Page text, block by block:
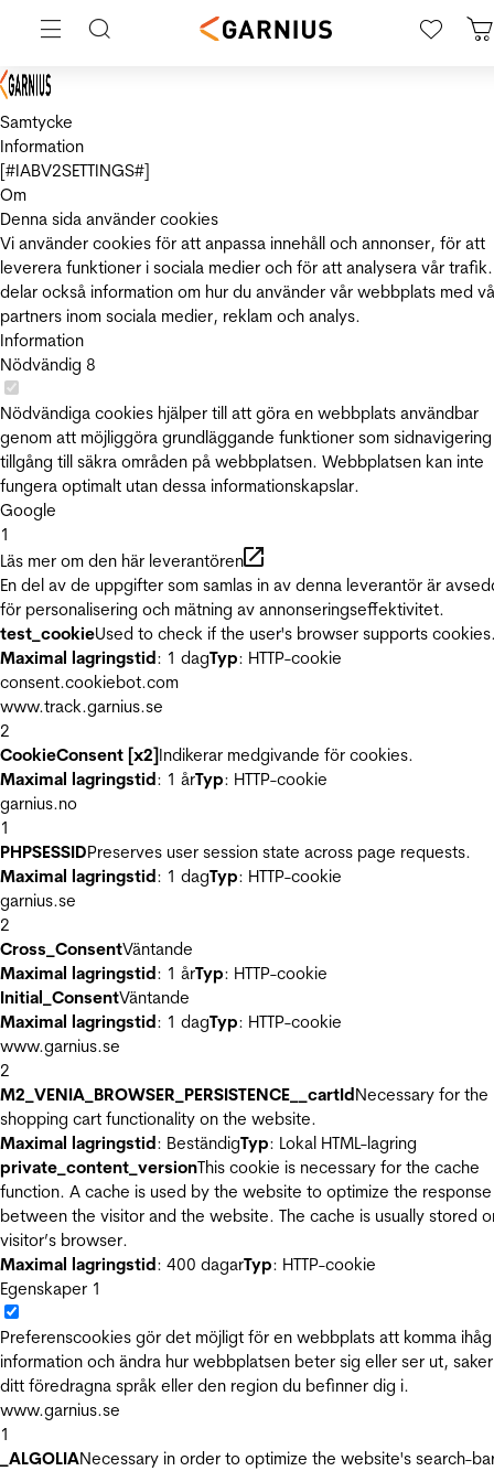
Samtycke
Information
[#IABV2SETTINGS#]
Om
Denna sida använder cookies
Vi använder cookies för att anpassa innehåll och annonser, för att
leverera funktioner i sociala medier och för att analysera vår
delar också information om hur du använder vår webbplats med
partners inom sociala medier, reklam och analys.
Information
Nödvändig 8
Nödvändiga cookies hjälper till att göra en webbplats användbar
genom att möjliggöra grundläggande funktioner som
tillgång till säkra områden på webbplatsen. Webbplatsen kan inte
fungera optimalt utan dessa informationskapslar.
Google
1
Läs mer om den här leverantören
En del av de uppgifter som samlas in av denna leverantör är
för personalisering och mätning av annonseringseffektivitet.
test_cookieUsed to check if the user's browser supports
Maximal lagringstid: 1 dagTyp: HTTP-cookie
consent.cookiebot.com
www.track.garnius.se
2
CookieConsent [x2]Indikerar medgivande för cookies.
Maximal lagringstid: 1 årTyp: HTTP-cookie
garnius.no
1
PHPSESSIDPreserves user session state across page requests.
Maximal lagringstid: 1 dagTyp: HTTP-cookie
garnius.se
2
Cross_ConsentVäntande
Maximal lagringstid: 1 årTyp: HTTP-cookie
Initial_ConsentVäntande
Maximal lagringstid: 1 dagTyp: HTTP-cookie
www.garnius.se
2
M2_VENIA_BROWSER_PERSISTENCE__cartIdNecessary for the
shopping cart functionality on the website.
Maximal lagringstid: BeständigTyp: Lokal HTML-lagring
private_content_versionThis cookie is necessary for the cache
function. A cache is used by the website to optimize the
between the visitor and the website. The cache is usually stored
visitor’s browser.
Maximal lagringstid: 400 dagarTyp: HTTP-cookie
Egenskaper 1
Preferenscookies gör det möjligt för en webbplats att komma ihåg
information och ändra hur webbplatsen beter sig eller ser ut,
ditt föredragna språk eller den region du befinner dig i.
www.garnius.se
1
_ALGOLIANecessary in order to optimize the website's search-